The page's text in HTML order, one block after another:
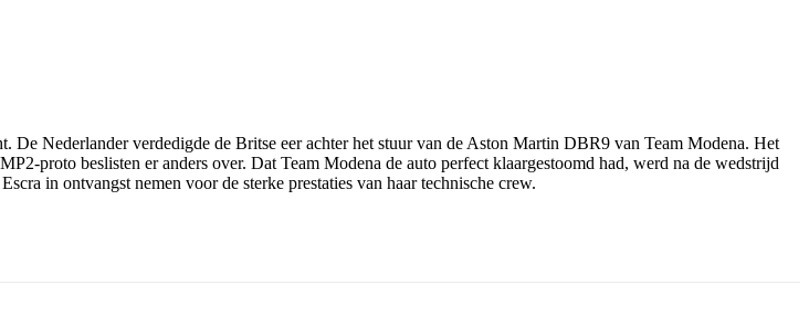
De Nederlander verdedigde de Britse eer achter het stuur van de Aston Martin DBR9 van Team Modena. Het
proto beslisten er anders over. Dat Team Modena de auto perfect klaargestoomd had, werd na de wedstrijd
in ontvangst nemen voor de sterke prestaties van haar technische crew.